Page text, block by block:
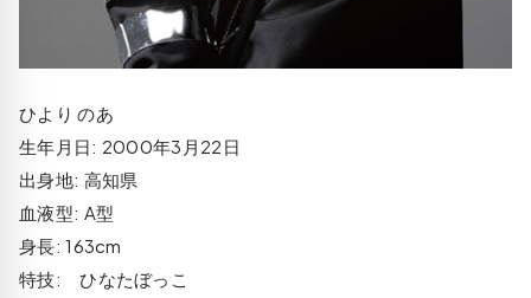
ひより のあ
生年月日: 2000年3月22日
出身地: 高知県
血液型: A型
身長: 163cm
特技: ひなたぼっこ